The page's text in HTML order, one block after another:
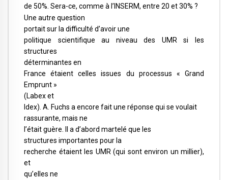
de 50%. Sera-ce, comme à l’INSERM, entre 20 et 30% ?
Une autre question
portait sur la difficulté d’avoir une
politique scientifique au niveau des UMR si les
structures
déterminantes en
France étaient celles issues du processus « Grand
Emprunt »
(Labex et
Idex). A. Fuchs a encore fait une réponse qui se voulait
rassurante, mais ne
l’était guère. Il a d’abord martelé que les
structures importantes pour la
recherche étaient les UMR (qui sont environ un millier),
et
qu’elles ne